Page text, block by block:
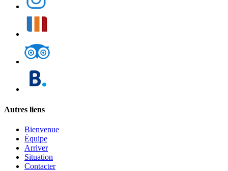
Autres liens
Bienvenue
Équipe
Arriver
Situation
Contacter